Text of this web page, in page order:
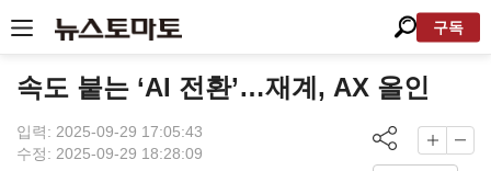
구독
속도 붙는 ‘AI 전환’…재계, AX 올인
입력: 2025-09-29 17:05:43
수정: 2025-09-29 18:28:09